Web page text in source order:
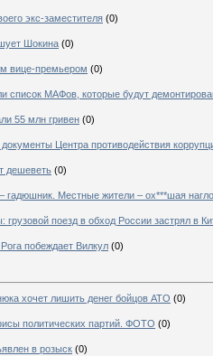
экс-заместителя (0)
Шокина (0)
вице-премьером (0)
список МАФов, которые будут
55 млн гривен (0)
Центра противодействия
дешеветь (0)
гадюшник. Местные жители – ох***шая
поезд в обход России застрял в
побеждает Вилкул (0)
хочет лишить денег бойцов АТО (0)
политических партий. ФОТО (0)
в розыск (0)